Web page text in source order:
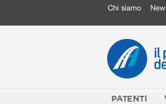
Chi siamo
PATENTI